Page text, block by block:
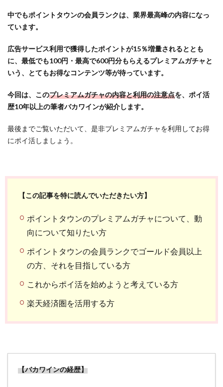
中でもポイントタウンの会員ランクは、業界最高峰の内容になっ
ています。
広告サービス利用で獲得したポイントが15％増量されるととも
に、最低でも100円・最高で600円分もらえるプレミアムガチャと
いう、とてもお得なコンテンツ等が待っています。
今回は、このプレミアムガチャの内容と利用の注意点を、ポイ活
歴10年以上の筆者バカワインが紹介します。
最後までご覧いただいて、是非プレミアムガチャを利用してお得
にポイ活しましょう。
【この記事を特に読んでいただきたい方】
ポイントタウンのプレミアムガチャについて、動
向について知りたい方
ポイントタウンの会員ランクでゴールド会員以上
の方、それを目指している方
これからポイ活を始めようと考えている方
楽天経済圏を活用する方
【バカワインの経歴】